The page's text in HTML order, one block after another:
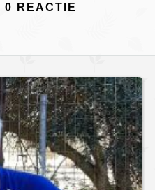
0 REACTIE